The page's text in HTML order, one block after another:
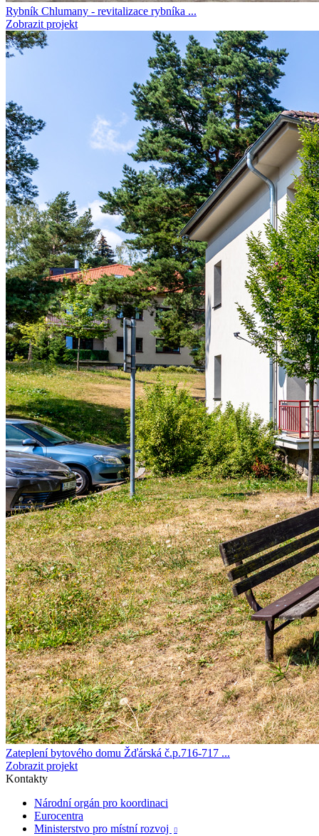
Rybník Chlumany - revitalizace rybníka ...
Zobrazit projekt
Zateplení bytového domu Žďárská č.p.716-717 ...
Zobrazit projekt
Kontakty
Národní orgán pro koordinaci
Eurocentra
Ministerstvo pro místní rozvoj
